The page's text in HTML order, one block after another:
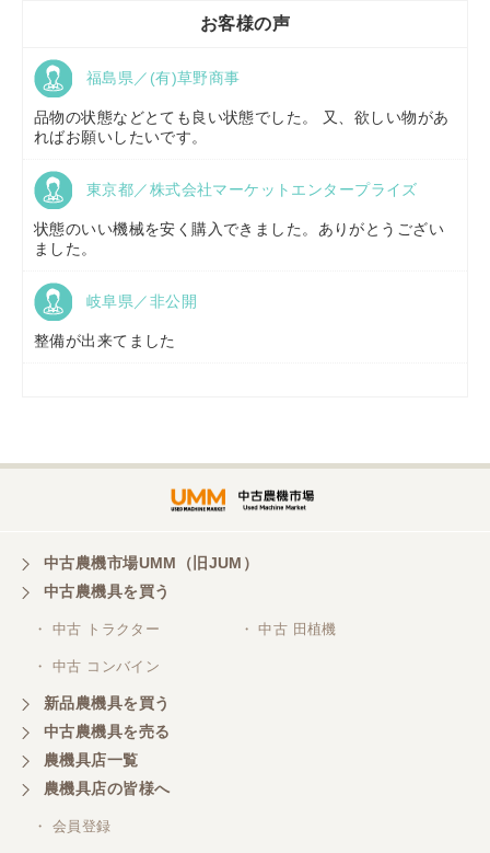
京都府／
福島県／(有)草野商事
山形県／株式会社ノーキステージ
株式会社トミタモータース
お客様の声
福島県／(有)草野商事
品物の状態などとても良い状態でした。 又、欲しい物があ
ればお願いしたいです。
東京都／株式会社マーケットエンタープライズ
状態のいい機械を安く購入できました。ありがとうござい
ました。
岐阜県／非公開
整備が出来てました
中古農機市場UMM（旧JUM）
中古農機具を買う
・ 中古 トラクター ・ 中古 田植機
・ 中古 コンバイン
新品農機具を買う
中古農機具を売る
農機具店一覧
農機具店の皆様へ
・ 会員登録